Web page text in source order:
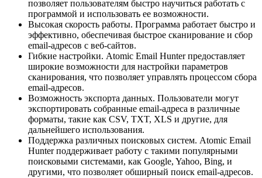
позволяет пользователям быстро научиться работать с
программой и использовать ее возможности.
Высокая скорость работы. Программа работает быстро и
эффективно, обеспечивая быстрое сканирование и сбор
email-адресов с веб-сайтов.
Гибкие настройки. Atomic Email Hunter предоставляет
широкие возможности для настройки параметров
сканирования, что позволяет управлять процессом сбора
email-адресов.
Возможность экспорта данных. Пользователи могут
экспортировать собранные email-адреса в различные
форматы, такие как CSV, TXT, XLS и другие, для
дальнейшего использования.
Поддержка различных поисковых систем. Atomic Email
Hunter поддерживает работу с такими популярными
поисковыми системами, как Google, Yahoo, Bing, и
другими, что позволяет обширный поиск email-адресов.